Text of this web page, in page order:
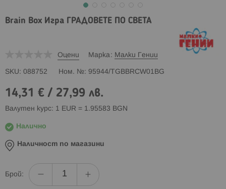
Brain Box Игра ГРАДОВЕТЕ ПО СВЕТА
Оцени Марка Малки Гении
SKU 088752 Ном. № 95944/TGBBRCW01BG
14,31 € / 27,99 лв.
Валутен курс: 1 EUR = 1.95583 BGN
Налично
Наличност по магазини
Брой: